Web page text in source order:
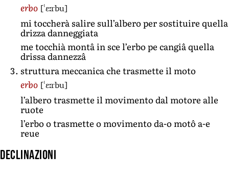
erbo [ˈɛːrbu]
mi toccherà salire sull’albero per sostituire quella
drizza danneggiata
me tocchià montâ in sce l’erbo pe cangiâ quella
drissa dannezzâ
struttura meccanica che trasmette il moto
erbo [ˈɛːrbu]
l’albero trasmette il movimento dal motore alle
ruote
l’erbo o trasmette o movimento da-o motô a-e
reue
Declinazioni